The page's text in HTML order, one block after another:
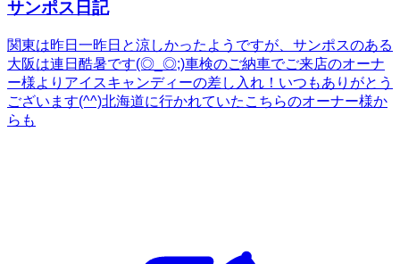
サンポス日記
関東は昨日一昨日と涼しかったようですが、サンポスのある
大阪は連日酷暑です(◎_◎;)車検のご納車でご来店のオーナ
ー様よりアイスキャンディーの差し入れ！いつもありがとう
ございます(^^)北海道に行かれていたこちらのオーナー様か
らも